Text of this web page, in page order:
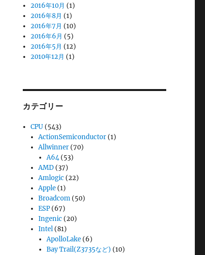
2016年10月 (1)
2016年8月 (1)
2016年7月 (10)
2016年6月 (5)
2016年5月 (12)
2010年12月 (1)
カテゴリー
CPU (543)
ActionSemiconductor (1)
Allwinner (70)
A64(53)
AMD (37)
Amlogic (22)
Apple (1)
Broadcom (50)
ESP (67)
Ingenic (20)
Intel (81)
ApolloLake(6)
Bay Trail(Z3735など) (10)